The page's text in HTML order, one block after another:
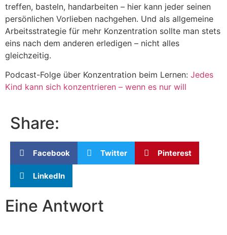
treffen, basteln, handarbeiten – hier kann jeder seinen
persönlichen Vorlieben nachgehen. Und als allgemeine
Arbeitsstrategie für mehr Konzentration sollte man stets
eins nach dem anderen erledigen – nicht alles
gleichzeitig.
Podcast-Folge über Konzentration beim Lernen: Jedes
Kind kann sich konzentrieren – wenn es nur will
Share:
Facebook Twitter Pinterest
LinkedIn
Eine Antwort